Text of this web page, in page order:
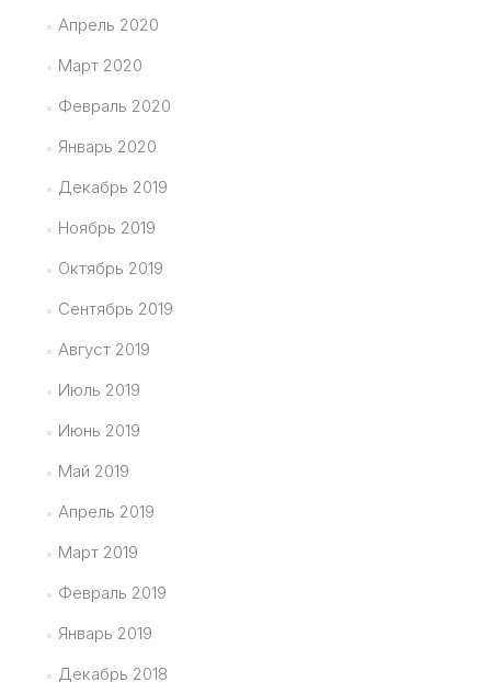
Апрель 2020
Март 2020
Февраль 2020
Январь 2020
Декабрь 2019
Ноябрь 2019
Октябрь 2019
Сентябрь 2019
Август 2019
Июль 2019
Июнь 2019
Май 2019
Апрель 2019
Март 2019
Февраль 2019
Январь 2019
Декабрь 2018